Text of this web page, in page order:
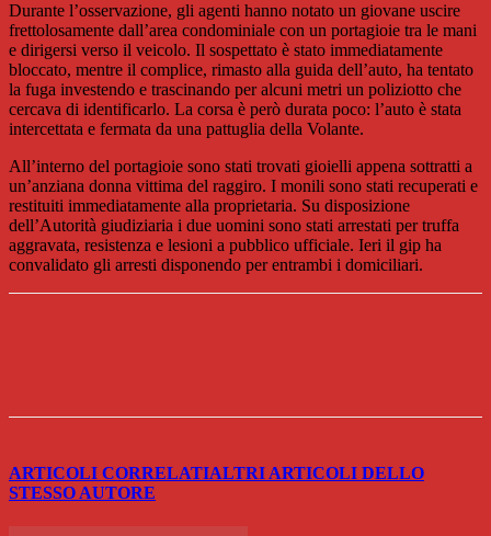
Durante l’osservazione, gli agenti hanno notato un giovane uscire
frettolosamente dall’area condominiale con un portagioie tra le mani
e dirigersi verso il veicolo. Il sospettato è stato immediatamente
bloccato, mentre il complice, rimasto alla guida dell’auto, ha tentato
la fuga investendo e trascinando per alcuni metri un poliziotto che
cercava di identificarlo. La corsa è però durata poco: l’auto è stata
intercettata e fermata da una pattuglia della Volante.
All’interno del portagioie sono stati trovati gioielli appena sottratti a
un’anziana donna vittima del raggiro. I monili sono stati recuperati e
restituiti immediatamente alla proprietaria. Su disposizione
dell’Autorità giudiziaria i due uomini sono stati arrestati per truffa
aggravata, resistenza e lesioni a pubblico ufficiale. Ieri il gip ha
convalidato gli arresti disponendo per entrambi i domiciliari.
ARTICOLI CORRELATIALTRI ARTICOLI DELLO
STESSO AUTORE